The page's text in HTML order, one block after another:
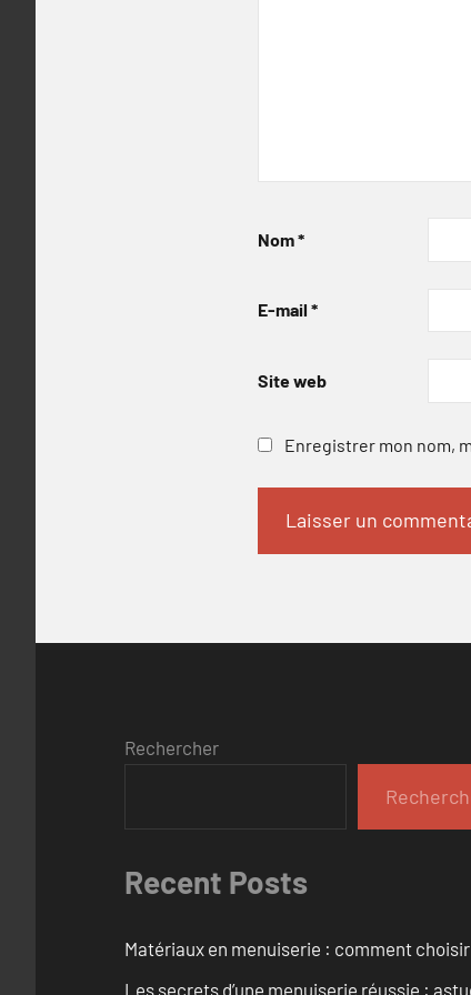
Nom*
E-mail *
Site web
Enregistrer mon nom,
Rechercher
Recent Posts
Matériaux en menuiserie : comment
Les secrets d’une menuiserie réussie :